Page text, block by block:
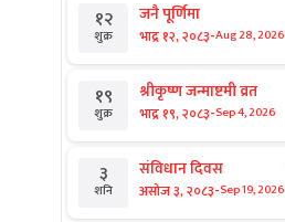
१२
शुक्र
जनै पूर्णिमा
भाद्र १२, २०८३-Aug 28, 2026
१९
शुक्र
श्रीकृष्ण जन्माष्टमी व्रत
भाद्र १९, २०८३-Sep 4, 2026
३
शनि
संविधान दिवस
असोज ३, २०८३-Sep 19, 2026